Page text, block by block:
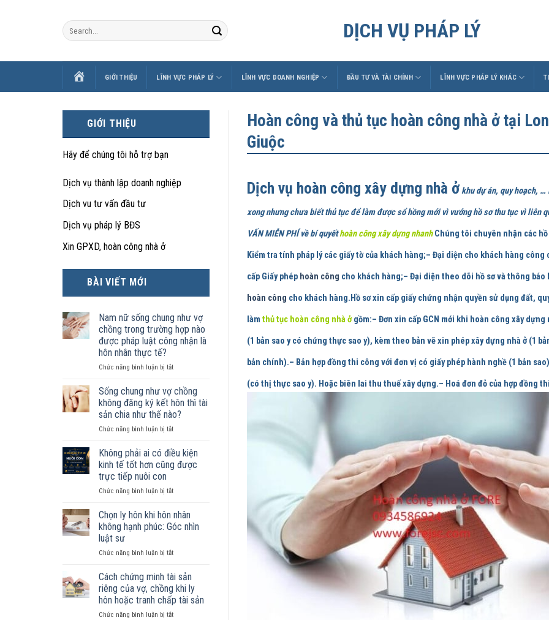
DỊCH VỤ PHÁP LÝ
TRANGGIỚI THIỆU LĨNH VỰC PHÁP LÝ LĨNH VỰC DOANH NGHIỆP ĐẦU TƯ VÀ TÀI CHÍNH LĨNH VỰC PHÁP LÝ KHÁC
GIỚI THIỆU
Hãy để chúng tôi hỗ trợ bạn
Dịch vụ thành lập doanh nghiệp
Dịch vu tư vấn đầu tư
Dịch vụ pháp lý BĐS
Xin GPXD, hoàn công nhà ở
BÀI VIẾT MỚI
Nam nữ sống chung như vợ
chồng trong trường hợp nào
được pháp luật công nhận là
hôn nhân thực tế?
Chức năng bình luận bị tắtở
nữ
sống
chung
như
vợ
trong
trường
hợp
được
luật
công
hôn
thực
tế?
Sống chung như vợ chồng
không đăng ký kết hôn thì tài
sản chia như thế nào?
Chức năng bình luận bị tắtở
chung
như
vợ
không
ký
kết
hôn
tài
chia
như
nào?
Không phải ai có điều kiện
kinh tế tốt hơn cũng được
trực tiếp nuôi con
Chức năng bình luận bị tắtở
phải
ai
có
kiện
tế
tốt
hơn
cũng
được
Chọn ly hôn khi hôn nhân
không hạnh phúc: Góc nhìn
luật sư
Chức năng bình luận bị tắtở
ly
hôn
khi
hôn
nhân
Cách chứng minh tài sản
riêng của vợ, chồng khi ly
hôn hoặc tranh chấp tài sản
Chức năng bình luận bị tắtở
Hoàn công và thủ tục hoàn công nhà ở tại
Giuộc
Dịch vụ hoàn công xây dựng nhà ởkhu dự án, quy hoạch, …
xong nhưng chưa biết thủ tục để làm được sổ hồng mới vì vướng hồ sơ thu tục vì liên
VẤN MIỄN PHÍ về bí quyếthoàn công xây dựng nhanhChúng tôi chuyên nhận các
Kiểm tra tính pháp lý các giấy tờ của khách hàng;– Đại diện cho khách hàng
cấp Giấy phép hoàn công cho khách hàng;– Đại diện theo dõi hồ sơ và thông báo
hoàn công cho khách hàng. Hồ sơ xin cấp giấy chứng nhận quyền sử dụng đất,
làm thủ tục hoàn công nhà ởgồm:– Đơn xin cấp GCN mới khi hoàn công xây
(1 bản sao y có chứng thực sao y), kèm theo bản vẽ xin phép xây dựng nhà ở (1
bản chính).– Bản hợp đồng thi công với đơn vị có giấy phép hành nghề (1 bản
(có thị thực sao y). Hoặc biên lai thu thuế xây dựng.– Hoá đơn đỏ của hợp đồng